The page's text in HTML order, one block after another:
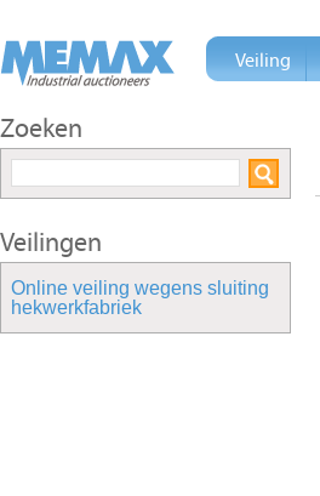
Zoeken
Veilingen
Online veiling wegens sluiting
hekwerkfabriek
Veiling